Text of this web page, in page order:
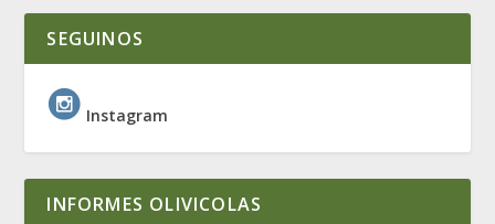
SEGUINOS
Instagram
INFORMES OLIVICOLAS